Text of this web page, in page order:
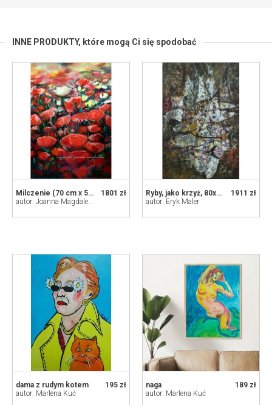
INNE PRODUKTY, które mogą Ci się spodobać
1801 zł
Milczenie (70 cm x 50 cm)
autor: Joanna Magdalena
1911 zł
Ryby, jako krzyż, 80x120 cm, 2020
autor: Eryk Maler
195 zł
dama z rudym kotem
autor: Marlena Kuć
189 zł
naga
autor: Marlena Kuć